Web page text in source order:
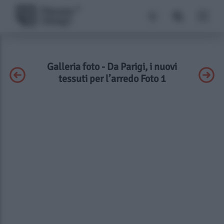
Galleria foto - Da Parigi, i nuovi
tessuti per l’arredo Foto 1